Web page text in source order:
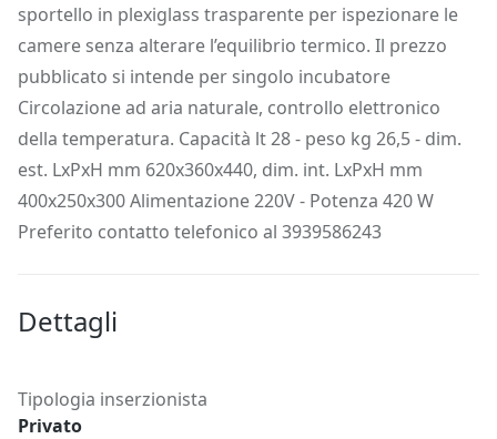
sportello in plexiglass trasparente per ispezionare le
camere senza alterare l’equilibrio termico. Il prezzo
pubblicato si intende per singolo incubatore
Circolazione ad aria naturale, controllo elettronico
della temperatura. Capacità lt 28 - peso kg 26,5 - dim.
est. LxPxH mm 620x360x440, dim. int. LxPxH mm
400x250x300 Alimentazione 220V - Potenza 420 W
Preferito contatto telefonico al 3939586243
Dettagli
Tipologia inserzionista
Privato